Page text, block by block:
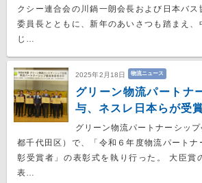
クシー連合会の川鍋一朗会長および日本バ
委員長とともに、新年のあいさつも踏まえ、
じ…
2025年2月18日 物流ニュース
グリーン物流パート
与、ネスレ日本らが受
グリーン物流パートナーシッ
都千代田区）で、「令和６年度物流パートナ
彰受賞者」の表彰式を執り行った。 大臣賞
表…